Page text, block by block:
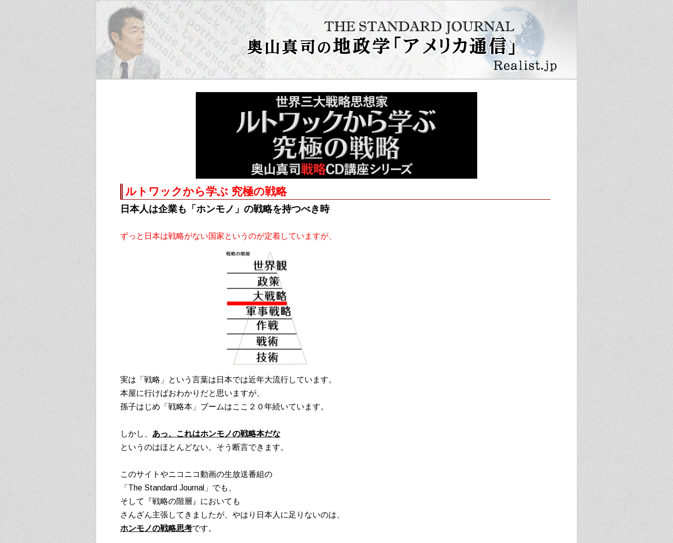
ルトワックから学ぶ 究極の戦略
日本人は企業も「ホンモノ」の戦略を持つべき時
ずっと日本は戦略がない国家というのが定着していますが、
実は「戦略」という言葉は日本では近年大流行しています。
本屋に行けばおわかりだと思いますが、
孫子はじめ「戦略本」ブームはここ２０年続いています。
しかし、 あっ、これはホンモノの戦略本だな
というのはほとんどない。そう断言できます。
このサイトやニコニコ動画の生放送番組の
「The Standard Journal」でも、
そして『戦略の階層』においても
さんざん主張してきましたが、やはり日本人に足りないのは、
ホンモノの戦略思考です。